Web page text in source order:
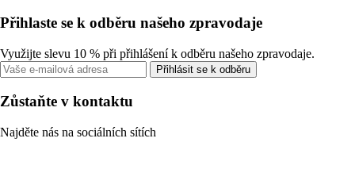
Přihlaste se k odběru našeho zpravodaje
Využijte slevu 10 % při přihlášení k odběru našeho zpravodaje.
Přihlásit se k odběru
Zůstaňte v kontaktu
Najděte nás na sociálních sítích